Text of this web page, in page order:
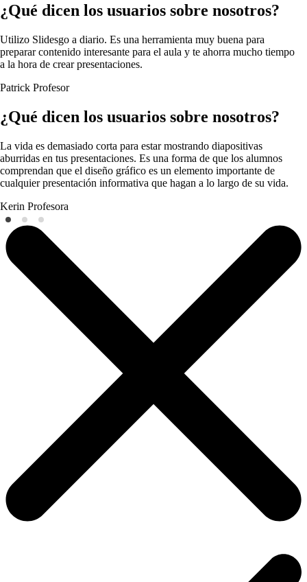
¿Qué dicen los usuarios sobre nosotros?
Utilizo Slidesgo a diario. Es una herramienta muy buena para
preparar contenido interesante para el aula y te ahorra mucho tiempo
a la hora de crear presentaciones.
Patrick Profesor
¿Qué dicen los usuarios sobre nosotros?
La vida es demasiado corta para estar mostrando diapositivas
aburridas en tus presentaciones. Es una forma de que los alumnos
comprendan que el diseño gráfico es un elemento importante de
cualquier presentación informativa que hagan a lo largo de su vida.
Kerin Profesora